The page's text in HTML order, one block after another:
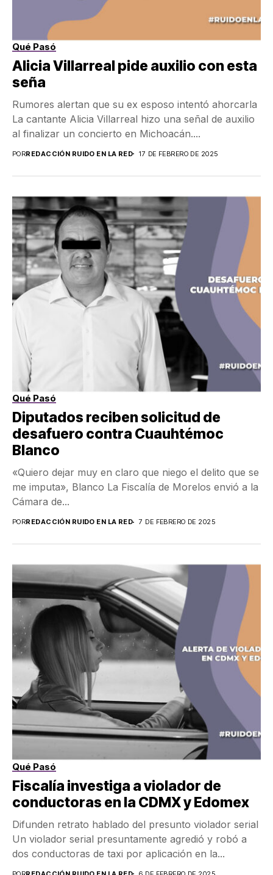
Qué Pasó
Alicia Villarreal pide auxilio con esta
seña
Rumores alertan que su ex esposo intentó ahorcarla
La cantante Alicia Villarreal hizo una señal de auxilio
al finalizar un concierto en Michoacán....
PORREDACCIÓN RUIDO EN LA RED 17 DE FEBRERO DE 2025
Qué Pasó
Diputados reciben solicitud de
desafuero contra Cuauhtémoc
Blanco
«Quiero dejar muy en claro que niego el delito que se
me imputa», Blanco La Fiscalía de Morelos envió a la
Cámara de...
PORREDACCIÓN RUIDO EN LA RED 7 DE FEBRERO DE 2025
Qué Pasó
Fiscalía investiga a violador de
conductoras en la CDMX y Edomex
Difunden retrato hablado del presunto violador serial
Un violador serial presuntamente agredió y robó a
dos conductoras de taxi por aplicación en la...